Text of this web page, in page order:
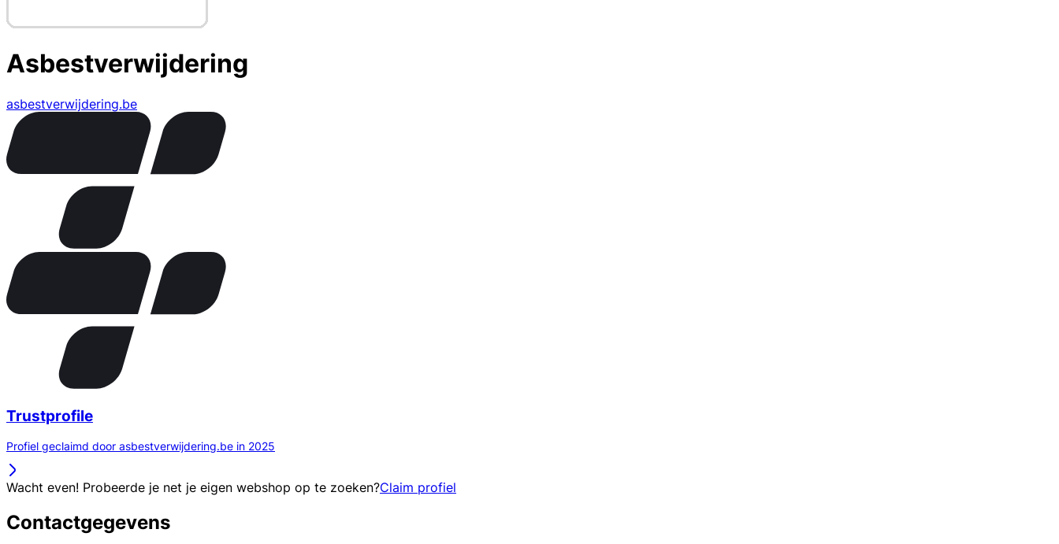
Asbestverwijdering
asbestverwijdering.be
Trustprofile
Profiel geclaimd door asbestverwijdering.be in 2025
Wacht even! Probeerde je net je eigen webshop op te zoeken?Claim profiel
Contactgegevens